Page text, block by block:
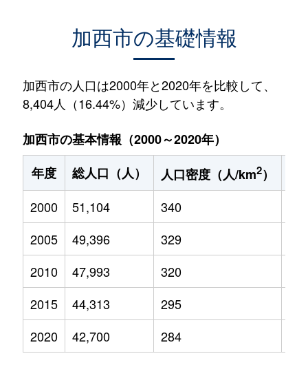
加西市の基礎情報
加西市の人口は2000年と2020年を比較して、
8,404人（16.44%）減少しています。
加西市の基本情報（2000～2020年）
年度
総人口（人） 人口密度（人/km2）
2000
51,104 340
2005
49,396 329
2010
47,993 320
2015
44,313 295
2020
42,700 284